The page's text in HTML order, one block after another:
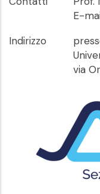
E-
Indirizzo
via